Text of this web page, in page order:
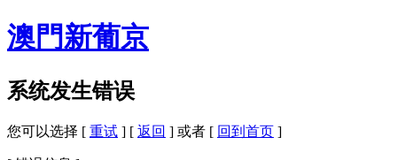
澳門新葡京
系统发生错误
您可以选择 [ 重试 ] [ 返回 ] 或者 [ 回到首页 ]